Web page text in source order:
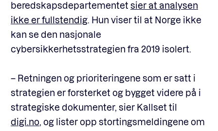
beredskapsdepartementet sier at analysen
ikke er fullstendig. Hun viser til at Norge ikke
kan se den nasjonale
cybersikkerhetsstrategien fra 2019 isolert.
– Retningen og prioriteringene som er satt i
strategien er forsterket og bygget videre på i
strategiske dokumenter, sier Kallset til
digi.no, og lister opp stortingsmeldingene om